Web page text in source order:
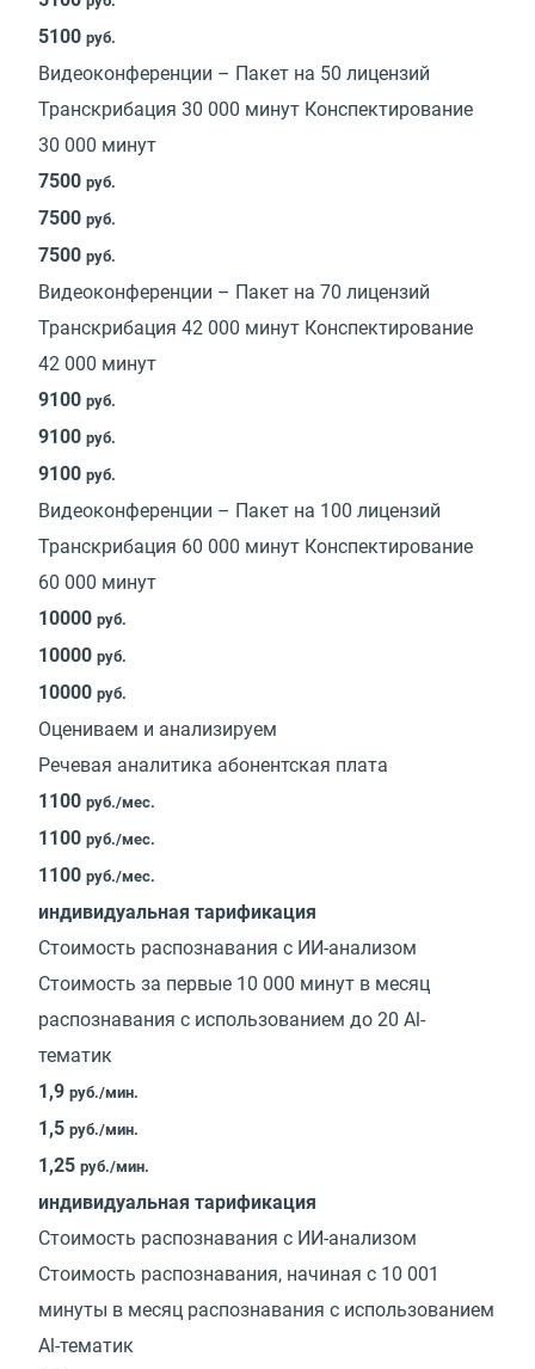
5100 руб.
Видеоконференции – Пакет на 50 лицензий
Транскрибация 30 000 минут Конспектирование
30 000 минут
7500 руб.
7500 руб.
7500 руб.
Видеоконференции – Пакет на 70 лицензий
Транскрибация 42 000 минут Конспектирование
42 000 минут
9100 руб.
9100 руб.
9100 руб.
Видеоконференции – Пакет на 100 лицензий
Транскрибация 60 000 минут Конспектирование
60 000 минут
10000 руб.
10000 руб.
10000 руб.
Оцениваем и анализируем
Речевая аналитика абонентская плата
1100 руб./мес.
1100 руб./мес.
1100 руб./мес.
индивидуальная тарификация
Стоимость распознавания с ИИ-анализом
Стоимость за первые 10 000 минут в месяц
распознавания с использованием до 20 Al-
тематик
1,9 руб./мин.
1,5 руб./мин.
1,25 руб./мин.
индивидуальная тарификация
Стоимость распознавания с ИИ-анализом
Стоимость распознавания, начиная с 10 001
минуты в месяц распознавания с использованием
Al-тематик